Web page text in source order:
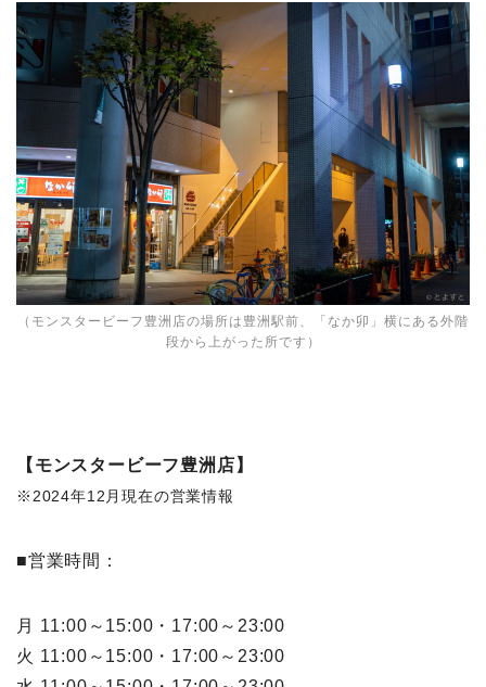
（モンスタービーフ豊洲店の場所は豊洲駅前、「なか卯」横にある外階
段から上がった所です）
【モンスタービーフ豊洲店】
※2024年12月現在の営業情報
■営業時間：
月 11:00～15:00・17:00～23:00
火 11:00～15:00・17:00～23:00